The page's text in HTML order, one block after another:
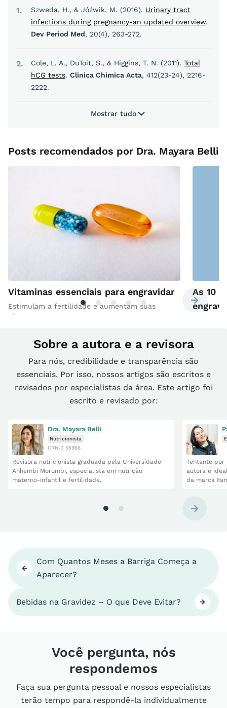
1 Szweda, H., & Jóźwik, M. (2016). Urinary tract
infections during pregnancy-an updated overview.
Dev Period Med, 20(4), 263-272.
2 Cole, L. A., DuToit, S., & Higgins, T. N. (2011). Total
hCG tests. Clinica Chimica Acta, 412(23-24), 2216-
2222.
Mostrar tudo
Posts recomendados por Dra. Mayara Belli
Vitaminas essenciais para engravidar
Estimulam a fertilidade e aumentam suas
chances
As 10
Sobre a autora e a revisora
Para nós, credibilidade e transparência são
essenciais. Por isso, nossos artigos são escritos e
revisados por especialistas da área. Este artigo foi
escrito e revisado por:
Dra. Mayara Belli
Nutricionista
CRN-3 55966
Revisora nutricionista graduada pela Universidade
Anhembi Morumbi, especialista em nutrição
materno-infantil e fertilidade.
Tentante por
autora e
da marca
Com Quantos Meses a Barriga Começa a
Aparecer?
Bebidas na Gravidez – O que Deve Evitar?
Você pergunta, nós
respondemos
Faça sua pergunta pessoal e nossos especialistas
terão tempo para respondê-la individualmente